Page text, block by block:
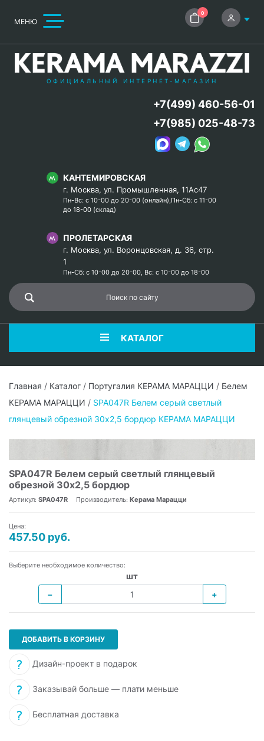
МЕНЮ
0
ОФИЦИАЛЬНЫЙ ИНТЕРНЕТ-МАГАЗИН
КАНТЕМИРОВСКАЯ
г. Москва, ул. Промышленная, 11Ас47
Пн-Вс: с 10-00 до 20-00 (онлайн),Пн-Сб: с 11-00
до 18-00 (склад)
ПРОЛЕТАРСКАЯ
г. Москва, ул. Воронцовская, д. 36, стр.
1
Пн-Сб: с 10-00 до 20-00, Вс: с 10-00 до 18-00
+7(499) 460-56-01
+7(985) 025-48-73
КАТАЛОГ
Главная / Каталог / Португалия КЕРАМА МАРАЦЦИ / Белем
КЕРАМА МАРАЦЦИ / SPA047R Белем серый светлый
глянцевый обрезной 30х2,5 бордюр КЕРАМА МАРАЦЦИ
SPA047R Белем серый светлый глянцевый
обрезной 30х2,5 бордюр
Артикул: SPA047R Производитель: Керама Марацци
Цена:
457.50 руб.
Выберите необходимое количество:
шт
−
+
ДОБАВИТЬ В КОРЗИНУ
Дизайн-проект в подарок
Заказывай больше — плати меньше
Бесплатная доставка